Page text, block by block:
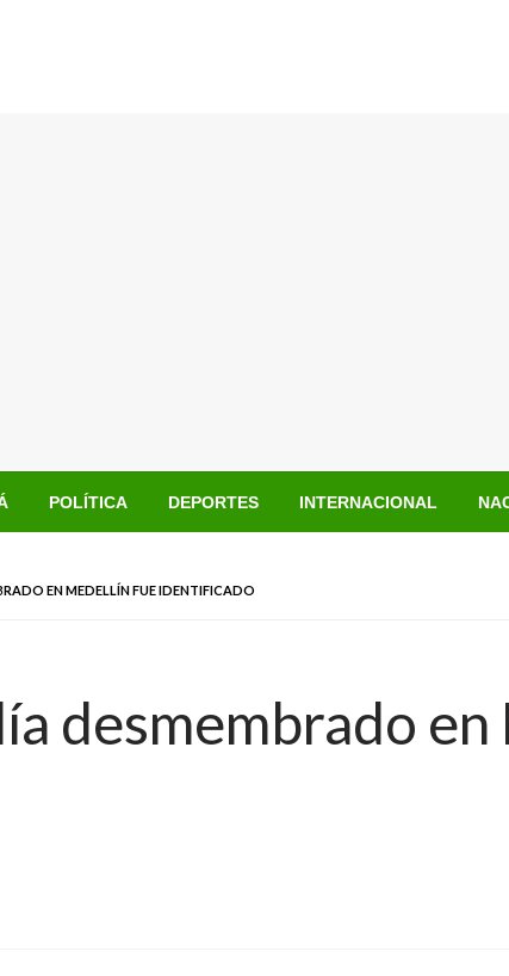
POLÍTICA DEPORTES INTERNACIONAL
EN MEDELLÍN FUE IDENTIFICADO
desmembrado